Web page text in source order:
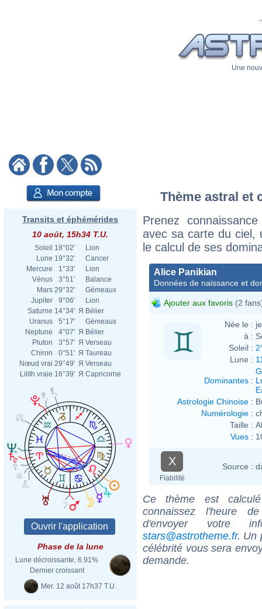
Une
Transits et éphémérides
10 août, 15h34 T.U.
Soleil 18°02'
Lion
Lune 19°32'
Cancer
Mercure
1°33'
Lion
Vénus
3°51'
Balance
Mars 29°32'
Gémeaux
Jupiter
9°06'
Lion
Saturne 14°34' Я Bélier
Uranus
5°17'
Gémeaux
Neptune
4°07' Я Bélier
Pluton
3°57' Я Verseau
Chiron
0°51' Я Taureau
Nœud vrai 29°49' Я Verseau
Lilith vraie 16°39' Я Capricorne
Phase de la lune
Lune décroissante, 6.91%
Dernier croissant
Mer. 12 août 17h37 T.U.
Thème astral et
Prenez
avec sa carte du ciel,
le calcul de ses
Alice Panikian
Données de naissance et
Ajouter aux favoris (2
Née le :
à :
Soleil :
Lune :
Dominantes :
Astrologie Chinoise :
Numérologie :
Taille :
Vues :
X
Fiabilité
Source :
Ce thème est
connaissez l'heure
d'envoyer votre
stars@astrotheme.fr. Un
célébrité vous sera
demande.